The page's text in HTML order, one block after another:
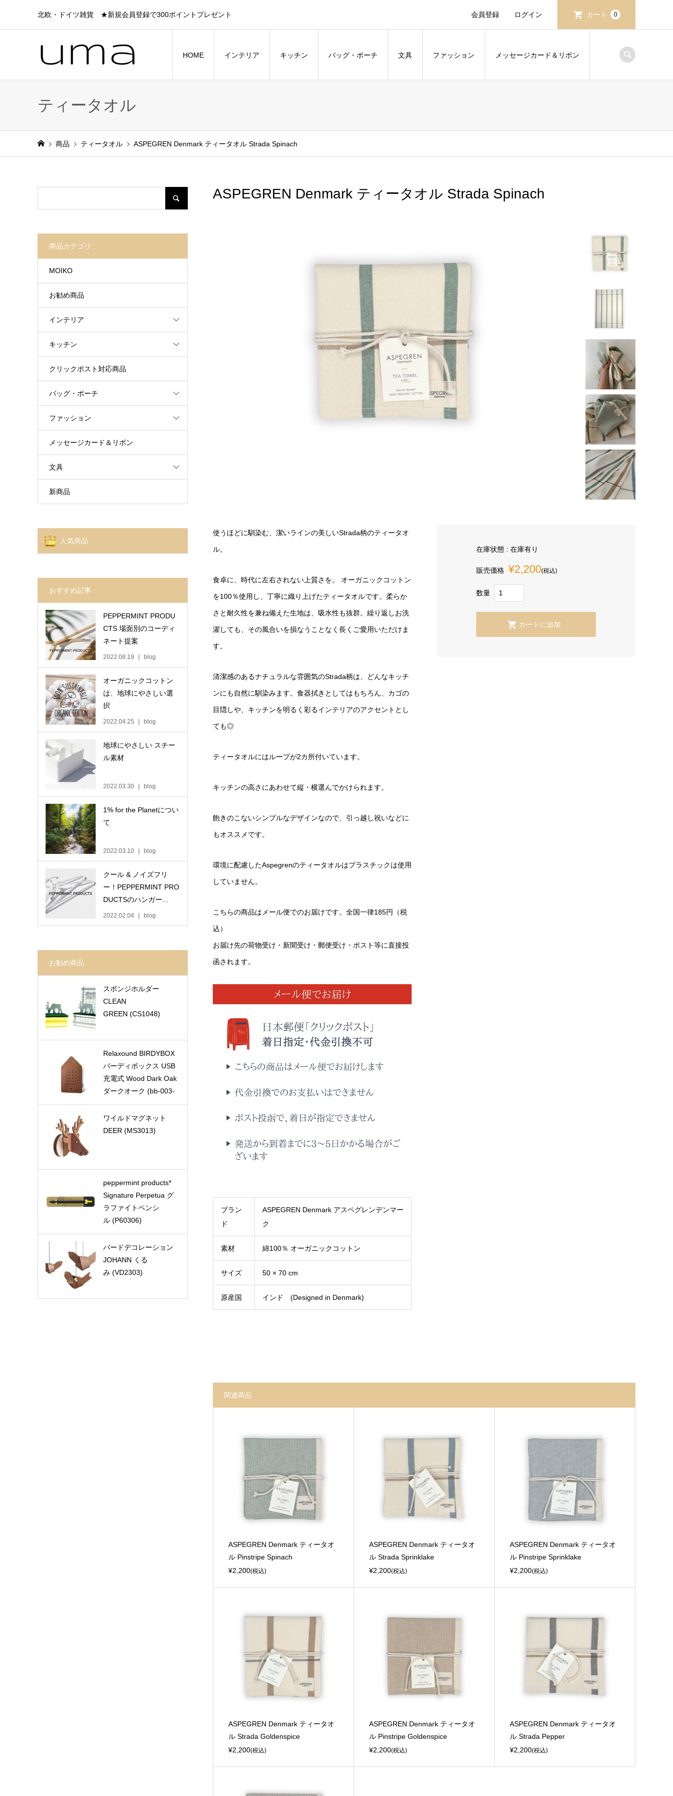
北欧・ドイツ雑貨 ★新規会員登録で300ポイントプレゼント 会員登録 ログイン カート 0
HOME インテリア キッチン バッグ・ポーチ 文具 ファッション メッセージカード＆リボン
ティータオル
商品 ティータオル ASPEGREN Denmark ティータオル Strada Spinach
ASPEGREN Denmark ティータオル Strada Spinach
使うほどに馴染む、潔いラインの美しいStrada柄のティータオ
ル。
食卓に、時代に左右されない上質さを。 オーガニックコットン
を100％使用し、丁寧に織り上げたティータオルです。柔らか
さと耐久性を兼ね備えた生地は、吸水性も抜群。繰り返しお洗
濯しても、その風合いを損なうことなく長くご愛用いただけま
す。
清潔感のあるナチュラルな雰囲気のStrada柄は、どんなキッチ
ンにも自然に馴染みます。食器拭きとしてはもちろん、カゴの
目隠しや、キッチンを明るく彩るインテリアのアクセントとし
ても◎
ティータオルにはループが2カ所付いています。
キッチンの高さにあわせて縦・横選んでかけられます。
飽きのこないシンプルなデザインなので、引っ越し祝いなどに
もオススメです。
環境に配慮したAspegrenのティータオルはプラスチックは使用
していません。
こちらの商品はメール便でのお届けです。全国一律185円（税
込）
お届け先の荷物受け・新聞受け・郵便受け・ポスト等に直接投
函されます。
ブラン
ド
ASPEGREN Denmark アスペグレンデンマー
ク
素材 綿100％ オーガニックコットン
サイズ 50 × 70 cm
原産国 インド (Designed in Denmark)
在庫状態 : 在庫有り
販売価格 ¥2,200(税込)
数量
関連商品
ASPEGREN Denmark ティータオ
ル Pinstripe Spinach
¥2,200(税込)
ASPEGREN Denmark ティータオ
ル Strada Sprinklake
¥2,200(税込)
ASPEGREN Denmark ティータオ
ル Pinstripe Sprinklake
¥2,200(税込)
ASPEGREN Denmark ティータオ
ル Strada Goldenspice
¥2,200(税込)
ASPEGREN Denmark ティータオ
ル Pinstripe Goldenspice
¥2,200(税込)
ASPEGREN Denmark ティータオ
ル Strada Pepper
¥2,200(税込)
商品カテゴリ
MOIKO
お勧め商品
インテリア
キッチン
クリックポスト対応商品
バッグ・ポーチ
ファッション
メッセージカード＆リボン
文具
新商品
人気商品
おすすめ記事
PEPPERMINT PRODU
CTS 場面別のコーディ
ネート提案
2022.08.19 blog
オーガニックコットン
は、地球にやさしい選
択
2022.04.25 blog
地球にやさしい スチー
ル素材
2022.03.30 blog
1% for the Planetについ
て
2022.03.10 blog
クール & ノイズフリ
ー！PEPPERMINT PRO
DUCTSのハンガー...
2022.02.04 blog
お勧め商品
スポンジホルダー
CLEAN
GREEN (CS1048)
Relaxound BIRDYBOX
バーディボックス USB
充電式 Wood Dark Oak
ダークオーク (bb-003-
oa)
ワイルドマグネット
DEER (MS3013)
peppermint products*
Signature Perpetua グ
ラファイトペンシ
ル (P60306)
バードデコレーション
JOHANN くる
み (VD2303)